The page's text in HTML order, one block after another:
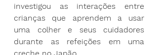
investigou as interações entre
crianças que aprendem a usar
uma colher e seus cuidadores
durante as refeições em uma